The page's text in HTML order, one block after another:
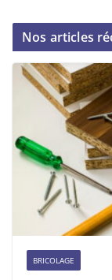
Nos articles
BRICOLAGE